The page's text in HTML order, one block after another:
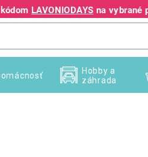
LAVONIODAYS na vybrané
+421 940 995 209
Hobby a
záhrada